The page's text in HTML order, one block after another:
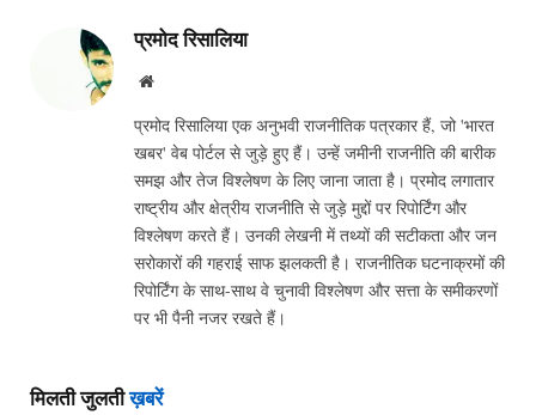
प्रमोद रिसालिया
Website
प्रमोद रिसालिया एक अनुभवी राजनीतिक पत्रकार हैं, जो 'भारत
खबर' वेब पोर्टल से जुड़े हुए हैं। उन्हें जमीनी राजनीति की बारीक
समझ और तेज विश्लेषण के लिए जाना जाता है। प्रमोद लगातार
राष्ट्रीय और क्षेत्रीय राजनीति से जुड़े मुद्दों पर रिपोर्टिंग और
विश्लेषण करते हैं। उनकी लेखनी में तथ्यों की सटीकता और जन
सरोकारों की गहराई साफ झलकती है। राजनीतिक घटनाक्रमों की
रिपोर्टिंग के साथ-साथ वे चुनावी विश्लेषण और सत्ता के समीकरणों
पर भी पैनी नजर रखते हैं।
मिलती जुलतीख़बरें